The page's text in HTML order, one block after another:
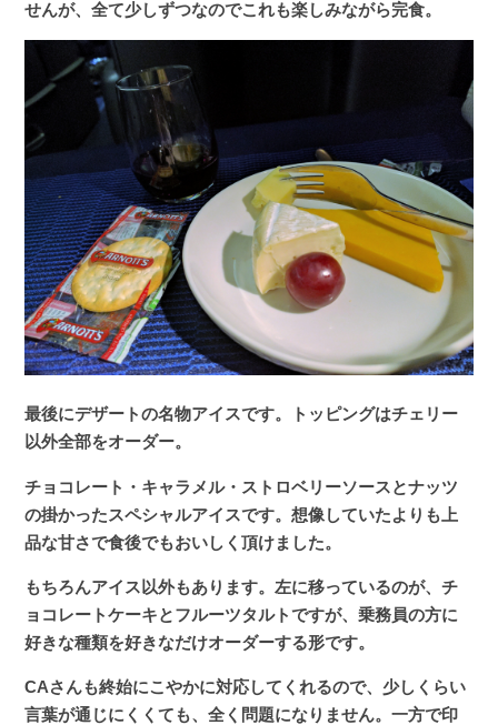
せんが、全て少しずつなのでこれも楽しみながら完食。
最後にデザートの名物アイスです。トッピングはチェリー
以外全部をオーダー。
チョコレート・キャラメル・ストロベリーソースとナッツ
の掛かったスペシャルアイスです。想像していたよりも上
品な甘さで食後でもおいしく頂けました。
もちろんアイス以外もあります。左に移っているのが、チ
ョコレートケーキとフルーツタルトですが、乗務員の方に
好きな種類を好きなだけオーダーする形です。
CAさんも終始にこやかに対応してくれるので、少しくらい
言葉が通じにくくても、全く問題になりません。一方で印